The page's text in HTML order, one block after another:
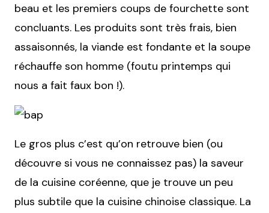
beau et les premiers coups de fourchette sont
concluants. Les produits sont très frais, bien
assaisonnés, la viande est fondante et la soupe
réchauffe son homme (foutu printemps qui
nous a fait faux bon !).
Le gros plus c’est qu’on retrouve bien (ou
découvre si vous ne connaissez pas) la saveur
de la cuisine coréenne, que je trouve un peu
plus subtile que la cuisine chinoise classique. La